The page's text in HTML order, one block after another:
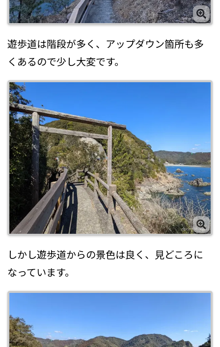
遊歩道は階段が多く、アップダウン箇所も多
くあるので少し大変です。
しかし遊歩道からの景色は良く、見どころに
なっています。